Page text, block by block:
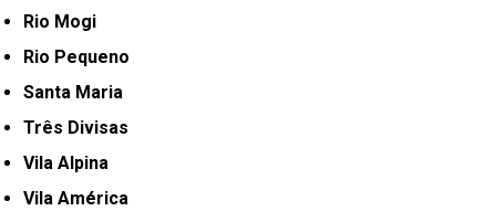
Rio Mogi
Rio Pequeno
Santa Maria
Três Divisas
Vila Alpina
Vila América